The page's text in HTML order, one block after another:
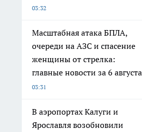
03:32
Масштабная атака БПЛА,
очереди на АЗС и спасение
женщины от стрелка:
главные новости за 6 августа
03:31
В аэропортах Калуги и
Ярославля возобновили